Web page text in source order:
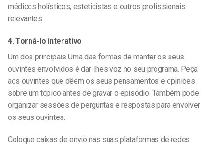
médicos holísticos, esteticistas e outros profissionais
relevantes.
4. Torná-lo interativo
Um dos principaisUma das formas de manter os seus
ouvintes envolvidos é dar-lhes voz no seu programa. Peça
aos ouvintes que dêem os seus pensamentos e opiniões
sobre um tópico antes de gravar o episódio. Também pode
organizar sessões de perguntas e respostas para envolver
os seus ouvintes.
Coloque caixas de envio nas suas plataformas de redes